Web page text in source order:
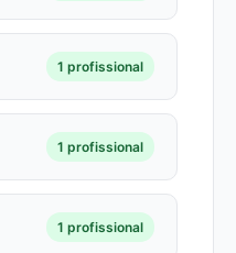
1 profissional
1 profissional
1 profissional